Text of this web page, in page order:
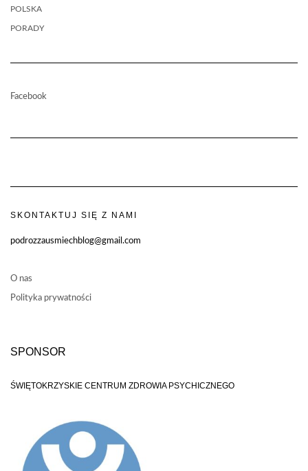
POLSKA
PORADY
Facebook
SKONTAKTUJ SIĘ Z NAMI
podrozzausmiechblog@gmail.com
O nas
Polityka prywatności
SPONSOR
ŚWIĘTOKRZYSKIE CENTRUM ZDROWIA PSYCHICZNEGO